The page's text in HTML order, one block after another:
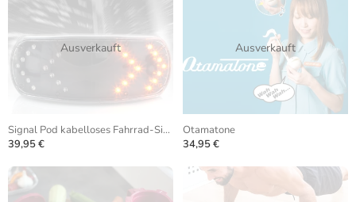
Ausverkauft
Signal Pod kabelloses Fahrrad-Signalsystem
39,95 €
Ausverkauft
Otamatone
34,95 €